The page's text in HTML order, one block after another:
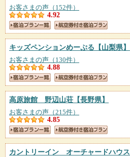
お客さまの声（152件）
4.92
キッズペンションめーぷる 【山梨県】
お客さまの声（130件）
4.88
高原旅館 野辺山荘 【長野県】
お客さまの声（215件）
4.85
カントリーイン オーチャードハウス